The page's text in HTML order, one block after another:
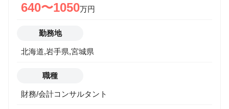
す。 製造業やパッケージSIに興味があり、一緒にシス
640〜1050万円
勤務地
北海道,岩手県,宮城県
職種
財務/会計コンサルタント